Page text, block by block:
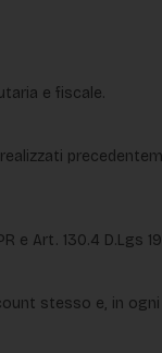
e fiscale.
e Art. 130.4 D.Lgs
stesso e, in